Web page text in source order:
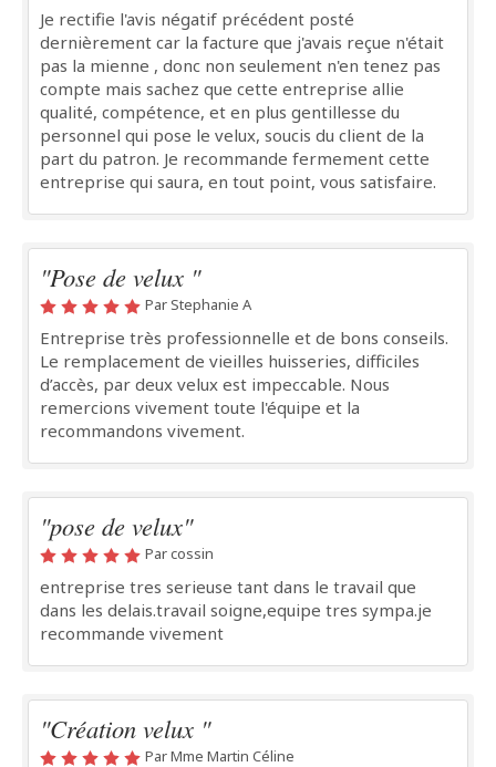
Je rectifie l'avis négatif précédent posté
dernièrement car la facture que j'avais reçue n'était
pas la mienne , donc non seulement n'en tenez pas
compte mais sachez que cette entreprise allie
qualité, compétence, et en plus gentillesse du
personnel qui pose le velux, soucis du client de la
part du patron. Je recommande fermement cette
entreprise qui saura, en tout point, vous satisfaire.
"Pose de velux "
Par Stephanie A
Entreprise très professionnelle et de bons conseils.
Le remplacement de vieilles huisseries, difficiles
d’accès, par deux velux est impeccable. Nous
remercions vivement toute l'équipe et la
recommandons vivement.
"pose de velux"
Par cossin
entreprise tres serieuse tant dans le travail que
dans les delais.travail soigne,equipe tres sympa.je
recommande vivement
"Création velux "
Par Mme Martin Céline